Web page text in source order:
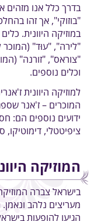
בדרך כלל אנו מזהים
"בוזוקי", אך זהו
במוזיקה היוונית.
"לירה", "עוּד" (המוכר
"צוראס", "זורנה"
וכלים נוספים.
למוזיקה היוונית
המוכרים – ז'אנר
ידועים נוספים הם:
ציפיטטלי, דימוטיקו,
המוזיקה
בישראל צברה
מעריצים נלהב
הגיעו להופעות בישראל